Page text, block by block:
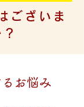
ございま
お悩み